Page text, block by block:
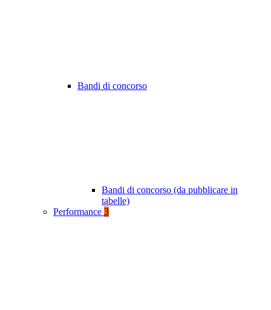
Bandi di concorso
Bandi di concorso (da pubblicare in
tabelle)
Performance 3